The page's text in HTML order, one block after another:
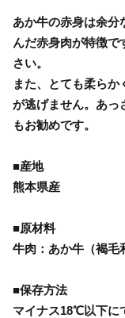
あか牛の赤身は余分
んだ赤身肉が特徴
さい。
また、とても柔ら
が逃げません。あっ
もお勧めです。
■産地
熊本県産
■原材料
牛肉：あか牛（褐毛
■保存方法
マイナス18℃以下に